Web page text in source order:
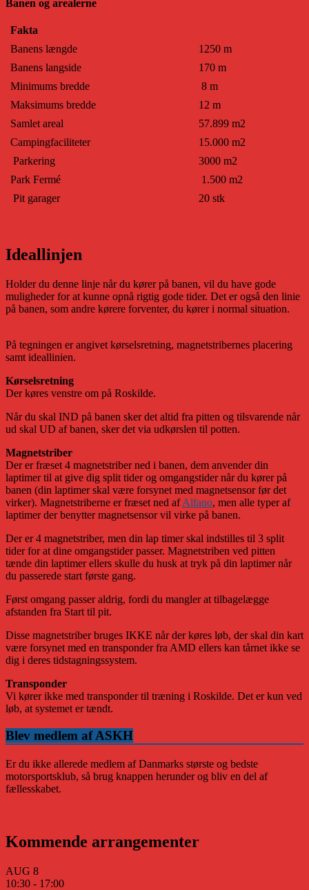
Banen og arealerne
Fakta
Banens længde
1250 m
Banens langside
170 m
Minimums bredde
8 m
Maksimums bredde
12 m
Samlet areal
57.899 m2
Campingfaciliteter
15.000 m2
Parkering
3000 m2
Park Fermé
1.500 m2
Pit garager
20 stk
Ideallinjen
Holder du denne linje når du kører på banen, vil du have gode
muligheder for at kunne opnå rigtig gode tider. Det er også den linie
på banen, som andre kørere forventer, du kører i normal situation.
På tegningen er angivet kørselsretning, magnetstribernes placering
samt ideallinien.
Kørselsretning
Der køres venstre om på Roskilde.
Når du skal IND på banen sker det altid fra pitten og tilsvarende når
ud skal UD af banen, sker det via udkørslen til potten.
Magnetstriber
Der er fræset 4 magnetstriber ned i banen, dem anvender din
laptimer til at give dig split tider og omgangstider når du kører på
banen (din laptimer skal være forsynet med magnetsensor før det
virker). Magnetstriberne er fræset ned afAlfano, men alle typer af
laptimer der benytter magnetsensor vil virke på banen.
Der er 4 magnetstriber, men din lap timer skal indstilles til 3 split
tider for at dine omgangstider passer. Magnetstriben ved pitten
tænde din laptimer ellers skulle du husk at tryk på din laptimer når
du passerede start første gang.
Først omgang passer aldrig, fordi du mangler at tilbagelægge
afstanden fra Start til pit.
Disse magnetstriber bruges IKKE når der køres løb, der skal din kart
være forsynet med en transponder fra AMD ellers kan tårnet ikke se
dig i deres tidstagningssystem.
Transponder
Vi kører ikke med transponder til træning i Roskilde. Det er kun ved
løb, at systemet er tændt.
Blev medlem af ASKH
Er du ikke allerede medlem af Danmarks største og bedste
motorsportsklub, så brug knappen herunder og bliv en del af
fællesskabet.
Kommende arrangementer
AUG 8
10:30 - 17:00